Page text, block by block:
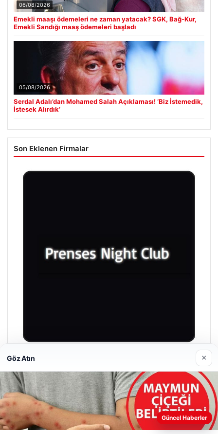
06/08/2026
Emekli maaşı ödemeleri ne zaman yatacak? SGK, Bağ-Kur,
Emekli Sandığı maaş ödemeleri başladı
05/08/2026
Serdal Adalı’dan Mohamed Salah Açıklaması! ‘Biz İstemedik,
İstesek Alırdık’
Son Eklenen Firmalar
Prenses Night Club
29/04/2026
Göz Atın ×
Güncel Haberler